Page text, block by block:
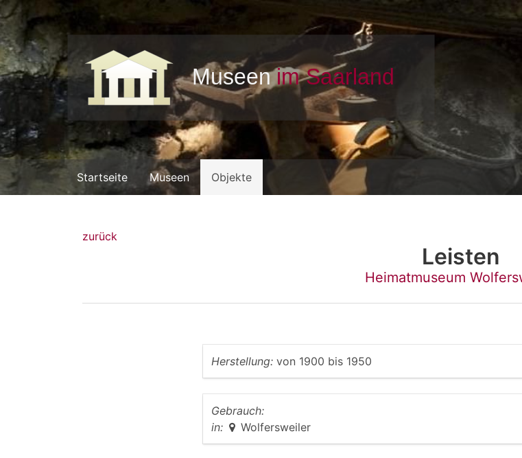
Startseite Museen Objekte
zurück
Leisten
Heimatmuseum
Herstellung: von 1900 bis 1950
Gebrauch:
in:
Wolfersweiler